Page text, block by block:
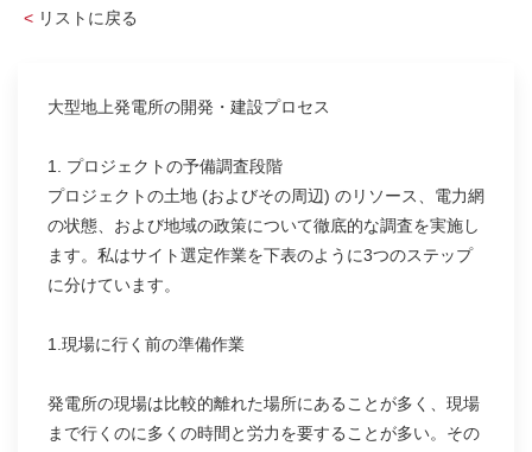
< リストに戻る
大型地上発電所の開発・建設プロセス
1. プロジェクトの予備調査段階
プロジェクトの土地 (およびその周辺) のリソース、電力網
の状態、および地域の政策について徹底的な調査を実施し
ます。私はサイト選定作業を下表のように3つのステップ
に分けています。
1.現場に行く前の準備作業
発電所の現場は比較的離れた場所にあることが多く、現場
まで行くのに多くの時間と労力を要することが多い。その